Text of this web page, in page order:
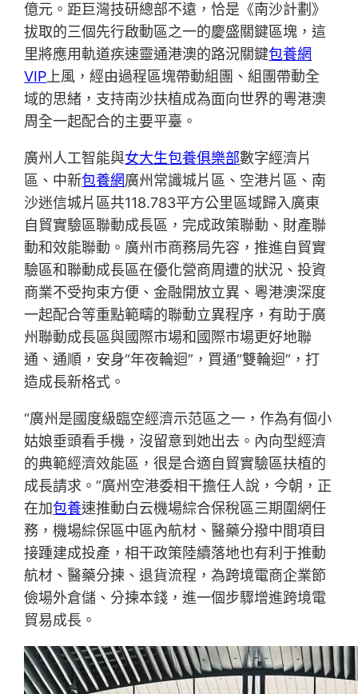
億元。距巨灣技研總部不遠，恰是《南沙計劃》
拔取的三個先行啟動區之一的慶盛關鍵區塊，這
里將應用軌道疾速靈通港澳的路況關鍵包養網
VIP上風，經由過程區塊帶動組團、組團帶動全
域的思緒，支持南沙扶植成為面向世界的粵港澳
周全一起配合的主要平臺。
廣州人工智能與女大生包養俱樂部數字經濟片
區、中新包養網廣州常識城片區、空港片區、南
沙迷信城片區共118.783平方公里區域歸入廣東
自貿實驗區聯動成長區，完成政策聯動、財產聯
動和效能聯動。廣州市商務局先容，推進自貿實
驗區和聯動成長區在優化營商周遭的狀況、投資
商業不受拘束方便、金融開放立異、粵港澳深度
一起配合等重點範疇的聯動立異程序，有助于廣
州聯動成長區與國際市場和國際市場更好地聯
通、通順，安身“年夜輪迴”，買通“雙輪迴”，打
造成長新格式。
“廣州是國度級臨空經濟示范區之一，作為有個小
姑娘垂頭看手機，沒留意到她出去。內向型經濟
的典範經濟效能區，很是合適自貿實驗區扶植的
成長請求。”廣州空港委相干擔任人說，今朝，正
在加包養速推動白云機場綜合保稅區三期圍網任
務，機場綜保區中區內航材、醫藥分撥中間項目
接踵建成投產，相干政策陸續落地也有利于推動
航材、醫藥分揀、退貨流程，為跨境電商企業節
儉場外倉儲、分揀本錢，進一個步驟增進跨境電
貿易成長。